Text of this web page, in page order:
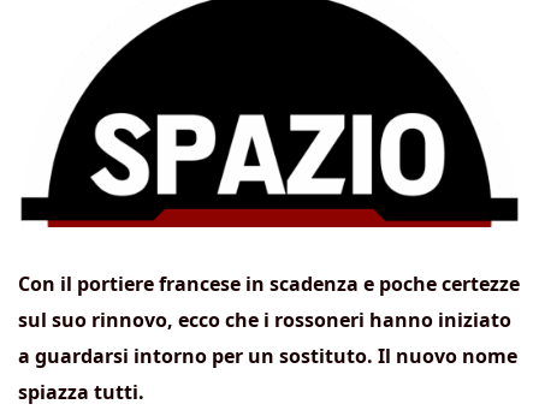
Con il portiere francese in scadenza e poche certezze
sul suo rinnovo, ecco che i rossoneri hanno iniziato
a guardarsi intorno per un sostituto. Il nuovo nome
spiazza tutti.